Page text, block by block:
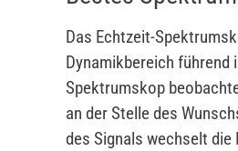
Das Echtzeit-
Dynamikbereich führend
Spektrumskop
an der Stelle des
des Signals wechselt